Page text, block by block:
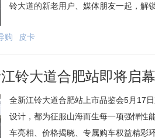
铃大道的新老用户、媒体朋友一起，解
购 皮卡
铃大道合肥站即将启幕
全新江铃大道合肥站上市品鉴会5月17
设计，都为征服山海而生每一项强悍性
车亮相、价格揭晓、专属购车权益精彩